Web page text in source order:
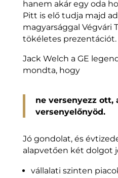
hanem akár egy oda
Pitt is elő tudja majd
magyarsággal Végvári
tökéletes prezentációt.
Jack Welch a GE
mondta, hogy
ne versenyezz ott,
versenyelőnyöd.
Jó gondolat, és
alapvetően két dolgot
vállalati szinten